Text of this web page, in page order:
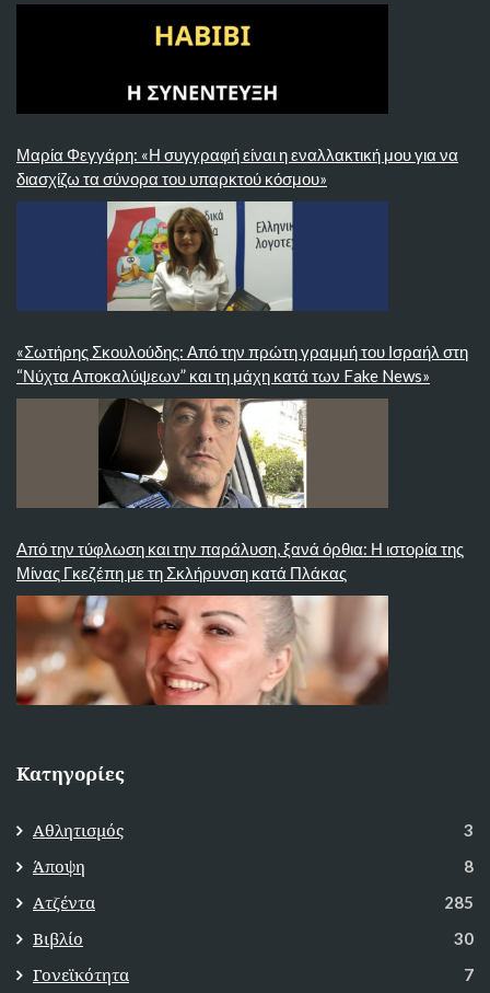
Μαρία Φεγγάρη: «Η συγγραφή είναι η εναλλακτική μου για να
διασχίζω τα σύνορα του υπαρκτού κόσμου»
«Σωτήρης Σκουλούδης: Από την πρώτη γραμμή του Ισραήλ στη
“Νύχτα Αποκαλύψεων” και τη μάχη κατά των Fake News»
Από την τύφλωση και την παράλυση, ξανά όρθια: Η ιστορία της
Μίνας Γκεζέπη με τη Σκλήρυνση κατά Πλάκας
Κατηγορίες
Αθλητισμός 3
Άποψη 8
Ατζέντα 285
Βιβλίο 30
Γονεϊκότητα 7